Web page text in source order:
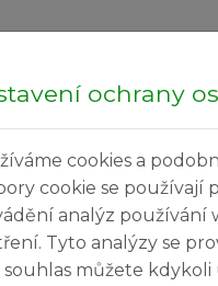
Užitečné
ochrany
cookies a
cookie se používají
analýz používání
Tyto analýzy se
souhlas můžete